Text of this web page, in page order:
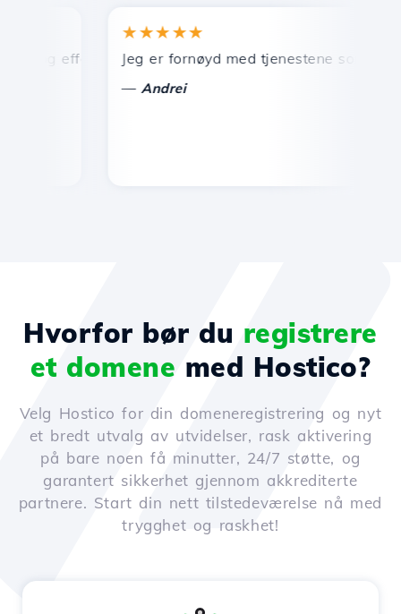
effektiv teknisk support.
★★★★★
Jeg er fornøyd med tjenestene som tilbys
Andrei
Hvorfor bør du registrere
et domene med Hostico?
Velg Hostico for din domeneregistrering og nyt
et bredt utvalg av utvidelser, rask aktivering
på bare noen få minutter, 24/7 støtte, og
garantert sikkerhet gjennom akkrediterte
partnere. Start din nett tilstedeværelse nå med
trygghet og raskhet!